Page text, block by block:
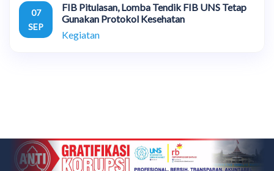
07
SEP
FIB Pitulasan, Lomba Tendik FIB UNS Tetap
Gunakan Protokol Kesehatan
Kegiatan